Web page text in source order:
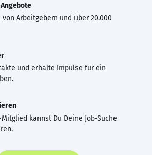
von Arbeitgebern und über 20.000
und erhalte Impulse für ein
kannst Du Deine Job-Suche